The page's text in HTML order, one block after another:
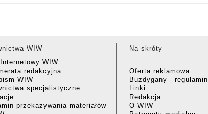
WIW
WIW
redakcyjna
WIW
specjalistyczne
przekazywania materiałów
Na skróty
Oferta reklamowa
Buzdygany - regulamin
Linki
Redakcja
O WIW